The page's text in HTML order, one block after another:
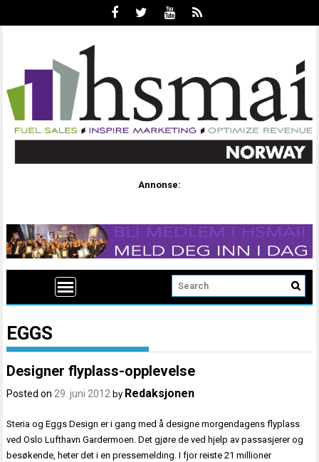
Annonse:
EGGS
Designer flyplass-opplevelse
Posted on29. juni 2012 by Redaksjonen
Steria og Eggs Design er i gang med å designe morgendagens flyplass
ved Oslo Lufthavn Gardermoen. Det gjøre de ved hjelp av passasjerer og
besøkende, heter det i en pressemelding. I fjor reiste 21 millioner